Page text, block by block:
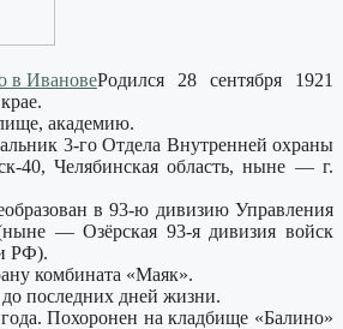
Родился 28 сентября 1921
академию.
3-го Отдела Внутренней охраны
40, Челябинская область, ныне — г.
в 93-ю дивизию Управления
— Озёрская 93-я дивизия войск
РФ).
комбината «Маяк».
последних дней жизни.
Похоронен на кладбище «Балино»